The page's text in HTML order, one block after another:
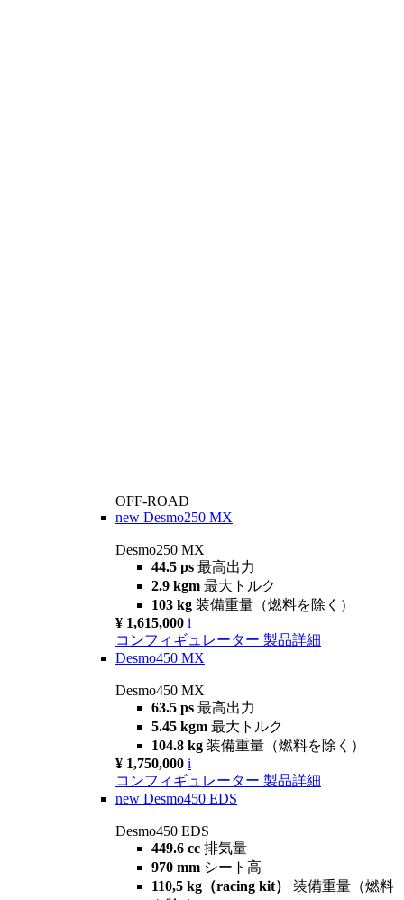
OFF-ROAD
new Desmo250 MX
Desmo250 MX
44.5 ps 最高出力
2.9 kgm 最大トルク
103 kg 装備重量（燃料を除く）
¥ 1,615,000 i
コンフィギュレーター 製品詳細
Desmo450 MX
Desmo450 MX
63.5 ps 最高出力
5.45 kgm 最大トルク
104.8 kg 装備重量（燃料を除く）
¥ 1,750,000 i
コンフィギュレーター 製品詳細
new Desmo450 EDS
Desmo450 EDS
449.6 cc 排気量
970 mm シート高
110,5 kg（racing kit） 装備重量（燃料